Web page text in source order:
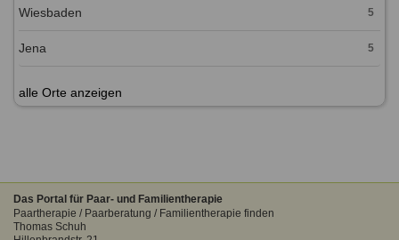
Wiesbaden 5
Jena 5
alle Orte anzeigen
Das Portal für Paar- und Familientherapie
Paartherapie / Paarberatung / Familientherapie finden
Thomas Schuh